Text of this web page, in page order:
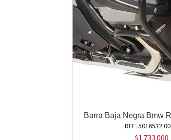
Barra Baja Negra Bmw
REF: 5016532
$1.733.000